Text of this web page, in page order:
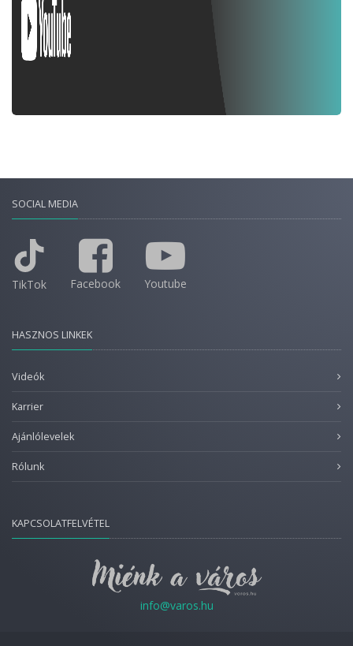
SOCIAL MEDIA
TikTok Facebook Youtube
HASZNOS LINKEK
Videók
Karrier
Ajánlólevelek
Rólunk
KAPCSOLATFELVÉTEL
info@varos.hu